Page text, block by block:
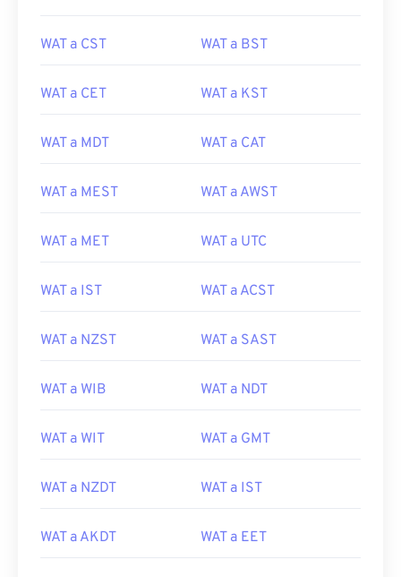
WAT a CST WAT a BST
WAT a CET WAT a KST
WAT a MDT WAT a CAT
WAT a MEST WAT a AWST
WAT a MET WAT a UTC
WAT a IST WAT a ACST
WAT a NZST WAT a SAST
WAT a WIB WAT a NDT
WAT a WIT WAT a GMT
WAT a NZDT WAT a IST
WAT a AKDT WAT a EET